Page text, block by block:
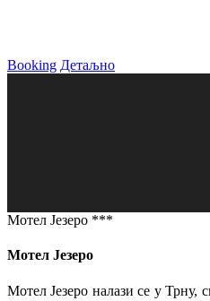
Booking Детаљно
Мотел Језеро ***
Мотел Језеро
Мотел Језеро налази се у Трну,